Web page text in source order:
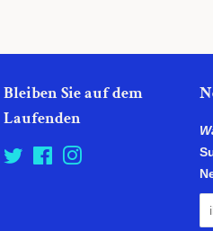
Bleiben Sie auf dem
Laufenden
Twitter FacebookInstagram